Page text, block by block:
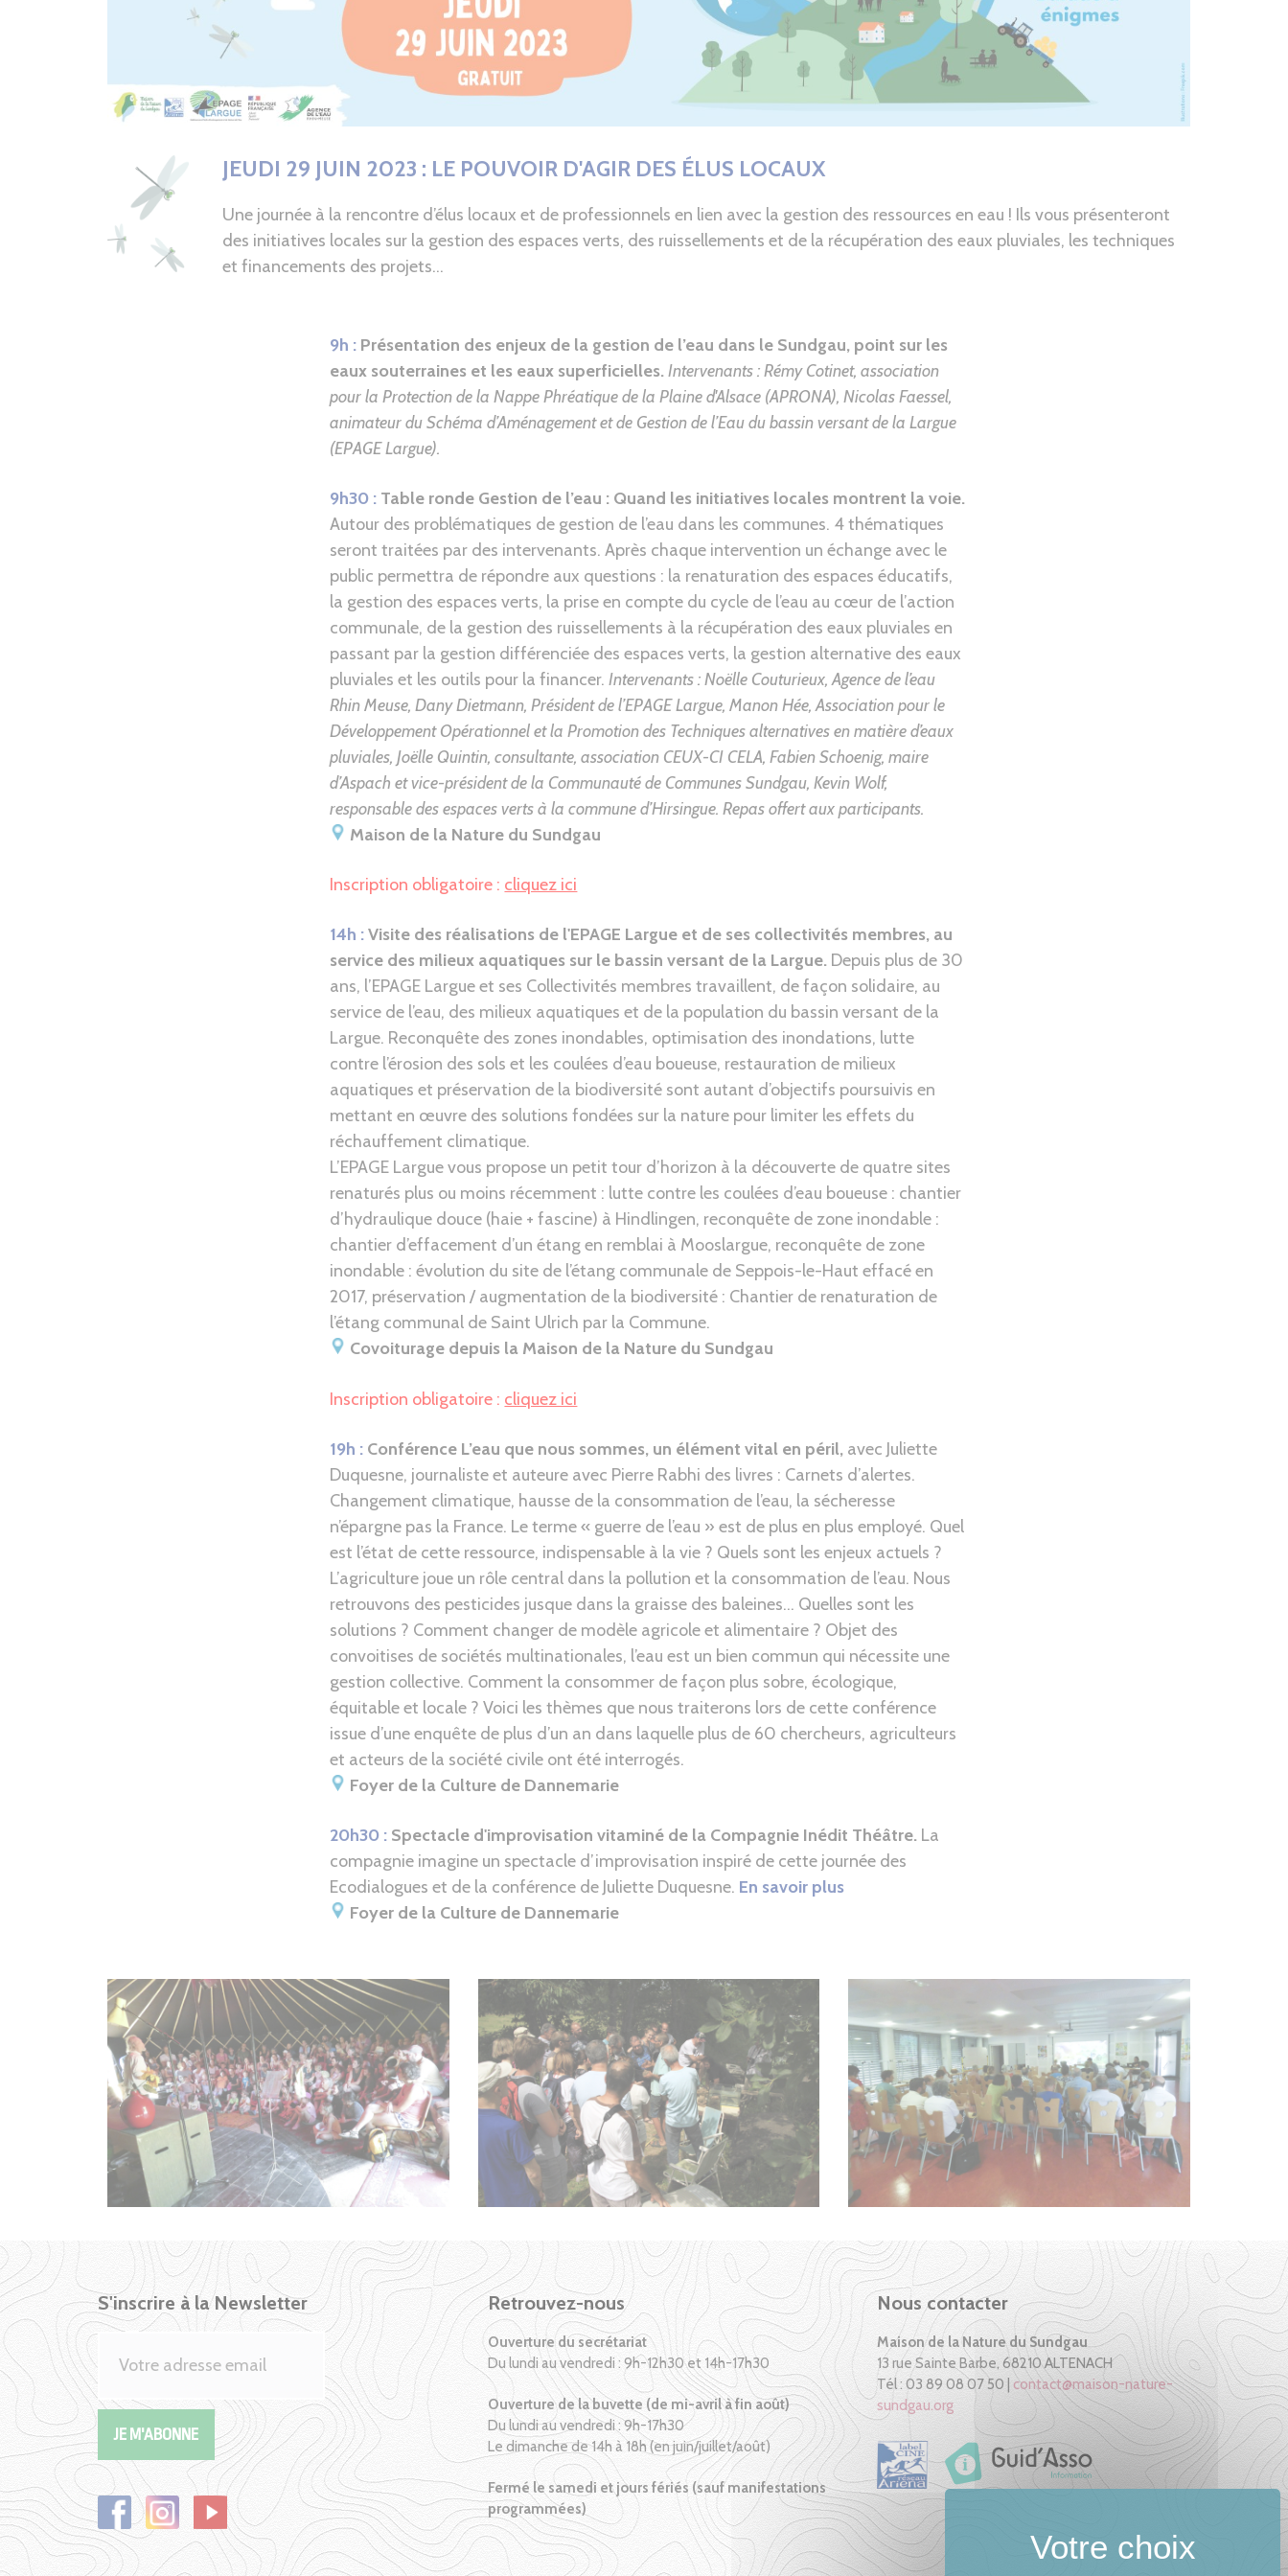
JEUDI 29 JUIN 2023 : LE POUVOIR D'AGIR DES ÉLUS LOCAUX
Une journée à la rencontre d’élus locaux et de professionnels en lien avec la gestion des ressources en eau ! Ils vous présenteront
des initiatives locales sur la gestion des espaces verts, des ruissellements et de la récupération des eaux pluviales, les techniques
et financements des projets...
9h : Présentation des enjeux de la gestion de l’eau dans le Sundgau, point sur les
eaux souterraines et les eaux superficielles.Intervenants :Rémy Cotinet, association
pour la Protection de la Nappe Phréatique de la Plaine d'Alsace (APRONA),Nicolas Faessel,
animateur du Schéma d’Aménagement et de Gestion de l’Eau du bassin versant de la Largue
(EPAGE Largue).
9h30 : Table ronde Gestion de l’eau : Quand les initiatives locales montrent la voie.
Autour des problématiques de gestion de l’eau dans les communes. 4 thématiques
seront traitées par des intervenants. Après chaque intervention un échange avec le
public permettra de répondre aux questions : la renaturation des espaces éducatifs,
la gestion des espaces verts, la prise en compte du cycle de l’eau au cœur de l’action
communale, de la gestion des ruissellements à la récupération des eaux pluviales en
passant par la gestion différenciée des espaces verts, la gestion alternative des eaux
pluviales et les outils pour la financer.Intervenants :Noëlle Couturieux, Agence de l’eau
Rhin Meuse,Dany Dietmann, Président de l’EPAGE Largue,Manon Hée, Association pour le
Développement Opérationnel et la Promotion des Techniques alternatives en matière d’eaux
pluviales,Joëlle Quintin, consultante, association CEUX-CI CELA,Fabien Schoenig, maire
d’Aspach et vice-président de la Communauté de Communes Sundgau,Kevin Wolf,
responsable des espaces verts à la commune d’Hirsingue. Repas offert aux participants.
Maison de la Nature du Sundgau
Inscription obligatoire : cliquez ici
14h :Visite des réalisations de l'EPAGE Largue et de ses collectivités membres, au
service des milieux aquatiques sur le bassin versant de la Largue. Depuis plus de 30
ans, l’EPAGE Largue et ses Collectivités membres travaillent, de façon solidaire, au
service de l’eau, des milieux aquatiques et de la population du bassin versant de la
Largue. Reconquête des zones inondables, optimisation des inondations, lutte
contre l’érosion des sols et les coulées d’eau boueuse, restauration de milieux
aquatiques et préservation de la biodiversité sont autant d’objectifs poursuivis en
mettant en œuvre des solutions fondées sur la nature pour limiter les effets du
réchauffement climatique.
L’EPAGE Largue vous propose un petit tour d’horizon à la découverte de quatre sites
renaturés plus ou moins récemment : lutte contre les coulées d’eau boueuse : chantier
d’hydraulique douce (haie + fascine) à Hindlingen, reconquête de zone inondable :
chantier d’effacement d’un étang en remblai à Mooslargue, reconquête de zone
inondable : évolution du site de l’étang communale de Seppois-le-Haut effacé en
2017, préservation / augmentation de la biodiversité : Chantier de renaturation de
l’étang communal de Saint Ulrich par la Commune.
Covoiturage depuis la Maison de la Nature du Sundgau
Inscription obligatoire : cliquez ici
19h : Conférence L’eau que nous sommes, un élément vital en péril, avec Juliette
Duquesne, journaliste et auteure avec Pierre Rabhi des livres : Carnets d’alertes.
Changement climatique, hausse de la consommation de l’eau, la sécheresse
n’épargne pas la France. Le terme « guerre de l’eau » est de plus en plus employé. Quel
est l’état de cette ressource, indispensable à la vie ? Quels sont les enjeux actuels ?
L’agriculture joue un rôle central dans la pollution et la consommation de l’eau. Nous
retrouvons des pesticides jusque dans la graisse des baleines… Quelles sont les
solutions ? Comment changer de modèle agricole et alimentaire ? Objet des
convoitises de sociétés multinationales, l’eau est un bien commun qui nécessite une
gestion collective. Comment la consommer de façon plus sobre, écologique,
équitable et locale ? Voici les thèmes que nous traiterons lors de cette conférence
issue d’une enquête de plus d’un an dans laquelle plus de 60 chercheurs, agriculteurs
et acteurs de la société civile ont été interrogés.
Foyer de la Culture de Dannemarie
20h30 : Spectacle d'improvisation vitaminé de la Compagnie Inédit Théâtre. La
compagnie imagine un spectacle d’improvisation inspiré de cette journée des
Ecodialogues et de la conférence de Juliette Duquesne. En savoir plus
Foyer de la Culture de Dannemarie
S'inscrire à la Newsletter Retrouvez-nous
Ouverture du secrétariat
Du lundi au vendredi : 9h-12h30 et 14h-17h30
Ouverture de la buvette (de mi-avril à fin août)
Du lundi au vendredi : 9h-17h30
Le dimanche de 14h à 18h (en juin/juillet/août)
Fermé le samedi et jours fériés (sauf manifestations
programmées)
Nous contacter
Maison de la Nature du Sundgau
13 rue Sainte Barbe, 68210 ALTENACH
Tél : 03 89 08 07 50 | contact@maison-nature-
sundgau.org